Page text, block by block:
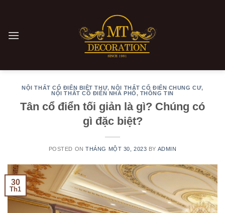
content
NỘI THẤT CỔ ĐIỂN BIỆT THỰ,NỘI THẤT CỔ ĐIỂN CHUNG CƯ,
NỘI THẤT CỔ ĐIỂN NHÀ PHỐ, THÔNG TIN
Tân cổ điển tối giản là gì? Chúng có
gì đặc biệt?
POSTED ONTHÁNG MỘT 30, 2023 BY ADMIN
30
Th1